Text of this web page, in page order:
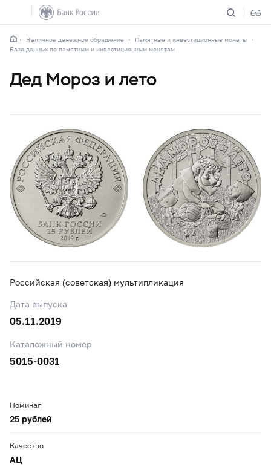
Наличное денежное обращение
Памятные и инвестиционные монеты
База данных по памятным и инвестиционным монетам
Дед Мороз и лето
Российская (советская) мультипликация
Дата выпуска
05.11.2019
Каталожный номер
5015-0031
Номинал
25 рублей
Качество
АЦ